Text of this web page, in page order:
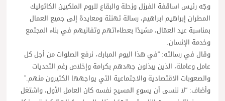
وجّه رئيس اساقفة الفرزل وزحلة والبقاع للروم الملكيين الكاثوليك
المطران إبراهيم ابراهيم، رسالة تهنئة ومعايدة إلى جميع العمال
بمناسبة عيد العمّال، مشيدًا بعطاءاتهم وتفانيهم في بناء المجتمع
وخدمة الإنسان.
وقال في رسالته: “في هذا اليوم المبارك، نرفع الصلوات من أجل كل
عامل وعاملة، الذين يبذلون جهدهم بكرامة وإخلاص رغم التحديات
والصعوبات الاقتصادية والاجتماعية التي يواجهها الكثيرون منهم.”
وأضاف: “لا ننسى أن يسوع المسيح نفسه كان العامل الأول، واشتغل